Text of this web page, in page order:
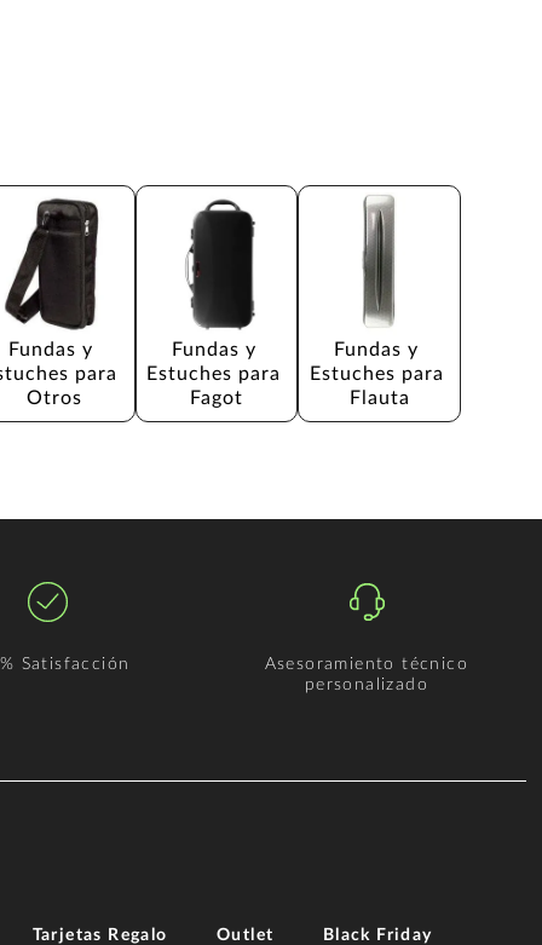
Fundas y
para
Otros
Fundas y
Estuches para
Fagot
Fundas y
Estuches para
Flauta
Satisfacción
Asesoramiento técnico
personalizado
Tarjetas Regalo Outlet Black Friday